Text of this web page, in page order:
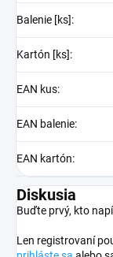
Balenie [ks]:
Kartón [ks]:
EAN kus:
EAN balenie:
EAN kartón:
Diskusia
Buďte prvý, kto
Len registrovaní